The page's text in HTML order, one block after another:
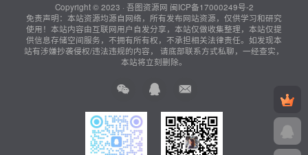
Copyright © 2023 · 吾图资源网 闽ICP备17000249号-2
免责声明：本站资源均源自网络，所有发布网站资源，仅供学习和研究
使用！本站内容由互联网用户自发分享，本站仅做收集整理，本站仅提
供信息存储空间服务，不拥有所有权，不承担相关法律责任。如发现本
站有涉嫌抄袭侵权/违法违规的内容， 请底部联系方式私聊，一经查实，
本站将立刻删除。